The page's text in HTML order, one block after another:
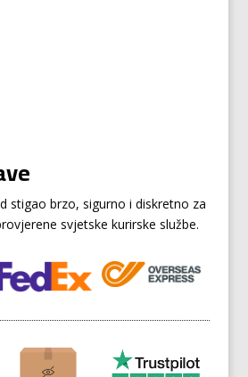
stigao brzo, sigurno i diskretno za
svjetske kurirske službe.